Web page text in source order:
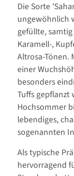
Die Sorte
ungewöhnlich
gefüllte,
Karamell-,
Altrosa-Tönen.
einer
besonders
Tuffs gepflanzt
Hochsommer
lebendiges,
sogenannten
Als typische
hervorragend